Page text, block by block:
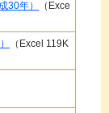
30年）
（Exce
（Excel 119K